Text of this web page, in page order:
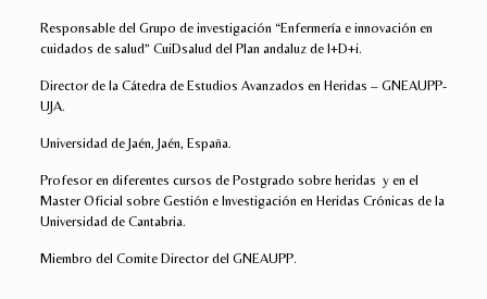
Responsable del Grupo de investigación “Enfermería e innovación en
cuidados de salud” CuiDsalud del Plan andaluz de I+D+i.
Director de la Cátedra de Estudios Avanzados en Heridas – GNEAUPP-
UJA.
Universidad de Jaén, Jaén, España.
Profesor en diferentes cursos de Postgrado sobre heridas y en el
Master Oficial sobre Gestión e Investigación en Heridas Crónicas de la
Universidad de Cantabria.
Miembro del Comite Director del GNEAUPP.